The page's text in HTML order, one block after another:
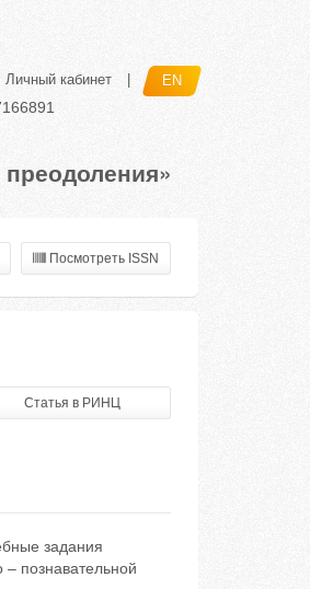
Личный кабинет EN
Посмотреть ISSN
Статья в РИНЦ
задания
познавательной